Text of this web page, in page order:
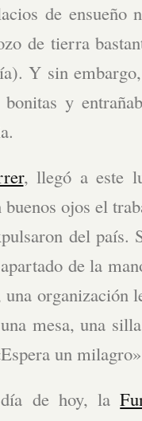
de
de tierra
Y sin
y
, llegó a este
ojos el
del
de la
organización
mesa, una
un
de hoy, la